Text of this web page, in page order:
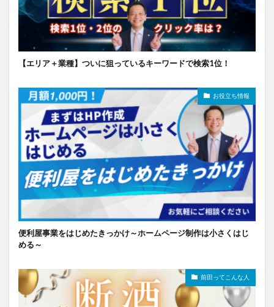
【エリア＋業種】ついに狙っているキーワードで検索1位！
お役立ち情報
便利屋事業をはじめたきっかけ～ホームページ制作は小さくはじ
める～
前田ってこんな人